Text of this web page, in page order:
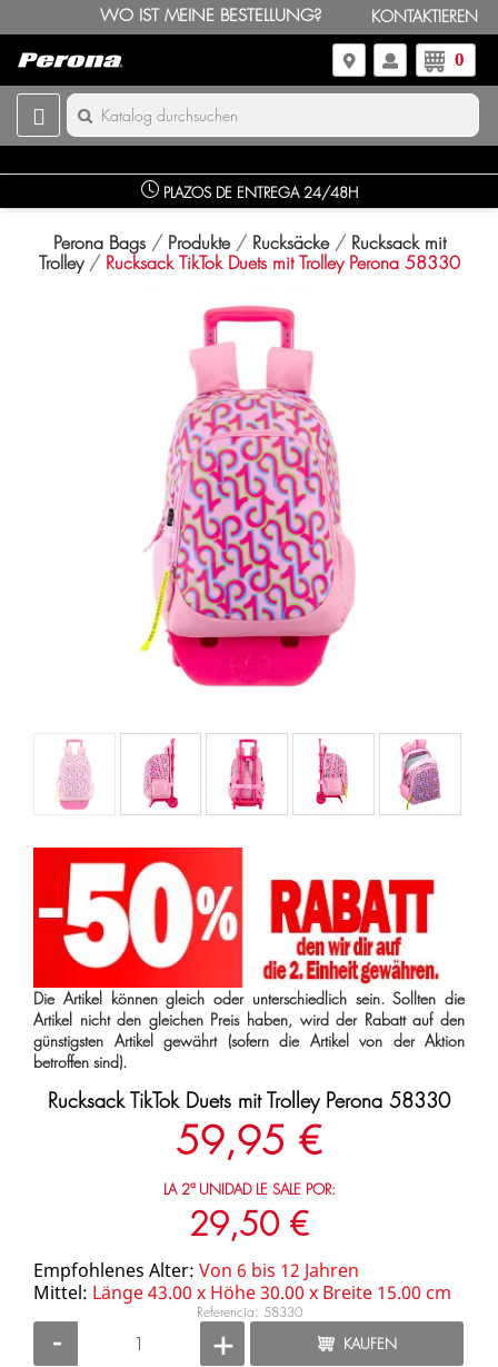
WO IST MEINE BESTELLUNG? KONTAKTIEREN
0
PLAZOS DE ENTREGA 24/48H
Perona Bags Produkte Rucksäcke
Rucksack mit
Trolley
Rucksack TikTok Duets mit Trolley Perona 58330
Die Artikel können gleich oder unterschiedlich sein. Sollten die
Artikel nicht den gleichen Preis haben, wird der Rabatt auf den
günstigsten Artikel gewährt (sofern die Artikel von der Aktion
betroffen sind).
Rucksack TikTok Duets mit Trolley Perona 58330
59,95 €
LA 2ª UNIDAD LE SALE POR:
29,50 €
Empfohlenes Alter: Von 6 bis 12 Jahren
Mittel: Länge 43.00 x Höhe 30.00 x Breite 15.00 cm
Referencia: 58330
- + KAUFEN